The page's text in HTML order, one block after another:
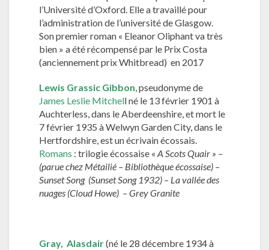
l’Université d’Oxford. Elle a travaillé pour
l’administration de l’université de Glasgow.
Son premier roman « Eleanor Oliphant va très
bien » a été récompensé par le Prix Costa
(anciennement prix Whitbread) en 2017
Lewis Grassic Gibbon, pseudonyme de
James Leslie Mitchell né le 13 février 1901 à
Auchterless, dans le Aberdeenshire, et mort le
7 février 1935 à Welwyn Garden City, dans le
Hertfordshire, est un écrivain écossais.
Romans : trilogie écossaise « A Scots Quair » –
(parue chez Métailié – Bibliothèque écossaise) –
Sunset Song (Sunset Song 1932) – La vallée des
nuages (Cloud Howe) – Grey Granite
Gray, Alasdair(né le 28 décembre 1934 à